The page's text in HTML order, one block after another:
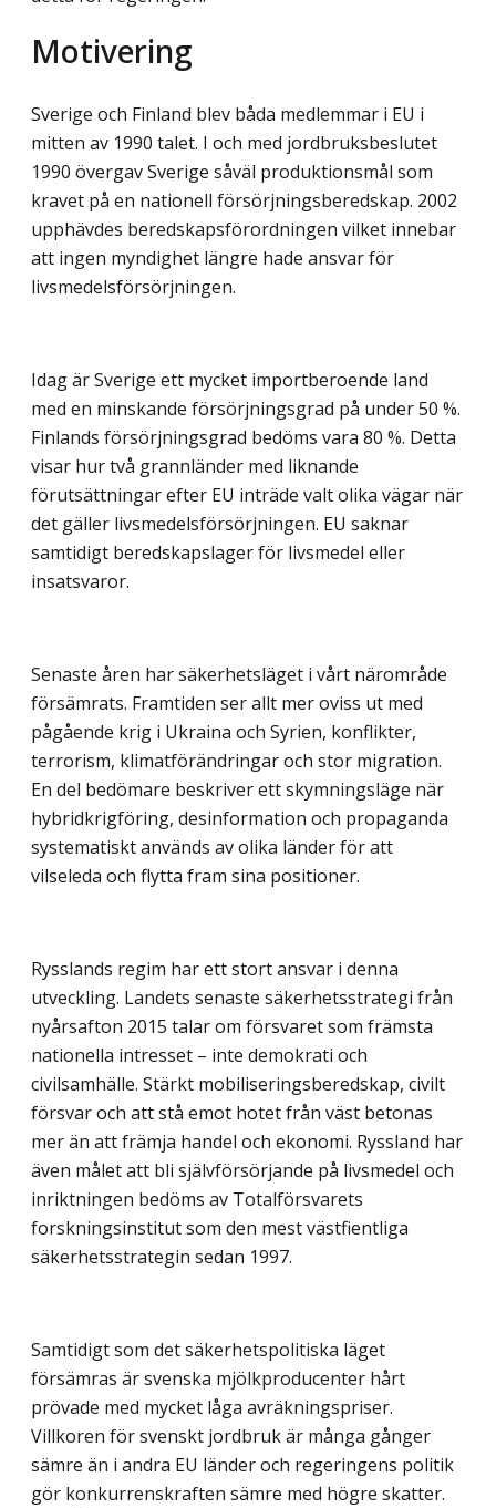
Motivering
Sverige och Finland blev båda medlemmar i EU i
mitten av 1990 talet. I och med jordbruksbeslutet
1990 övergav Sverige såväl produktionsmål som
kravet på en nationell försörjningsberedskap. 2002
upphävdes beredskapsförordningen vilket innebar
att ingen myndighet längre hade ansvar för
livsmedelsförsörjningen.
Idag är Sverige ett mycket importberoende land
med en minskande försörjningsgrad på under 50 %.
Finlands försörjningsgrad bedöms vara 80 %. Detta
visar hur två grannländer med liknande
förutsättningar efter EU inträde valt olika vägar när
det gäller livsmedelsförsörjningen. EU saknar
samtidigt beredskapslager för livsmedel eller
insatsvaror.
Senaste åren har säkerhetsläget i vårt närområde
försämrats. Framtiden ser allt mer oviss ut med
pågående krig i Ukraina och Syrien, konflikter,
terrorism, klimatförändringar och stor migration.
En del bedömare beskriver ett skymningsläge när
hybridkrigföring, desinformation och propaganda
systematiskt används av olika länder för att
vilseleda och flytta fram sina positioner.
Rysslands regim har ett stort ansvar i denna
utveckling. Landets senaste säkerhetsstrategi från
nyårsafton 2015 talar om försvaret som främsta
nationella intresset – inte demokrati och
civilsamhälle. Stärkt mobiliseringsberedskap, civilt
försvar och att stå emot hotet från väst betonas
mer än att främja handel och ekonomi. Ryssland har
även målet att bli självförsörjande på livsmedel och
inriktningen bedöms av Totalförsvarets
forskningsinstitut som den mest västfientliga
säkerhetsstrategin sedan 1997.
Samtidigt som det säkerhetspolitiska läget
försämras är svenska mjölkproducenter hårt
prövade med mycket låga avräkningspriser.
Villkoren för svenskt jordbruk är många gånger
sämre än i andra EU länder och regeringens politik
gör konkurrenskraften sämre med högre skatter.